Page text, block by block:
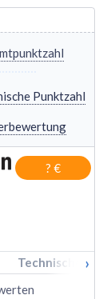
Punktzahl
? €
Technische›